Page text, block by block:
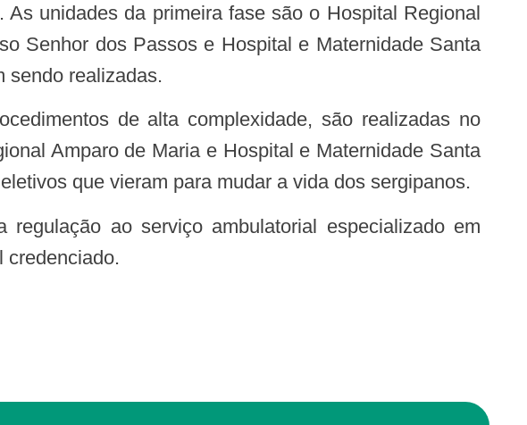
unidades da primeira fase são o Hospital Regional
Senhor dos Passos e Hospital e Maternidade Santa
sendo realizadas.
Amparo de Maria e Hospital e Maternidade Santa
que vieram para mudar a vida dos sergipanos.
credenciado.